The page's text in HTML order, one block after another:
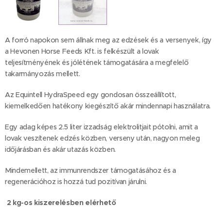
A forró napokon sem állnak meg az edzések és a versenyek, így
a Hevonen Horse Feeds Kft. is felkészült a lovak
teljesítményének és jólétének támogatására a megfelelő
takarmányozás mellett.
Az Equintell HydraSpeed egy gondosan összeállított,
kiemelkedően hatékony kiegészítő akár mindennapi használatra.
Egy adag képes 2.5 liter izzadság elektrolitjait pótolni, amit a
lovak veszítenek edzés közben, verseny után, nagyon meleg
időjárásban és akár utazás közben.
Mindemellett, az immunrendszer támogatásához és a
regenerációhoz is hozzá tud pozitívan járulni.
2 kg-os kiszerelésben elérhető